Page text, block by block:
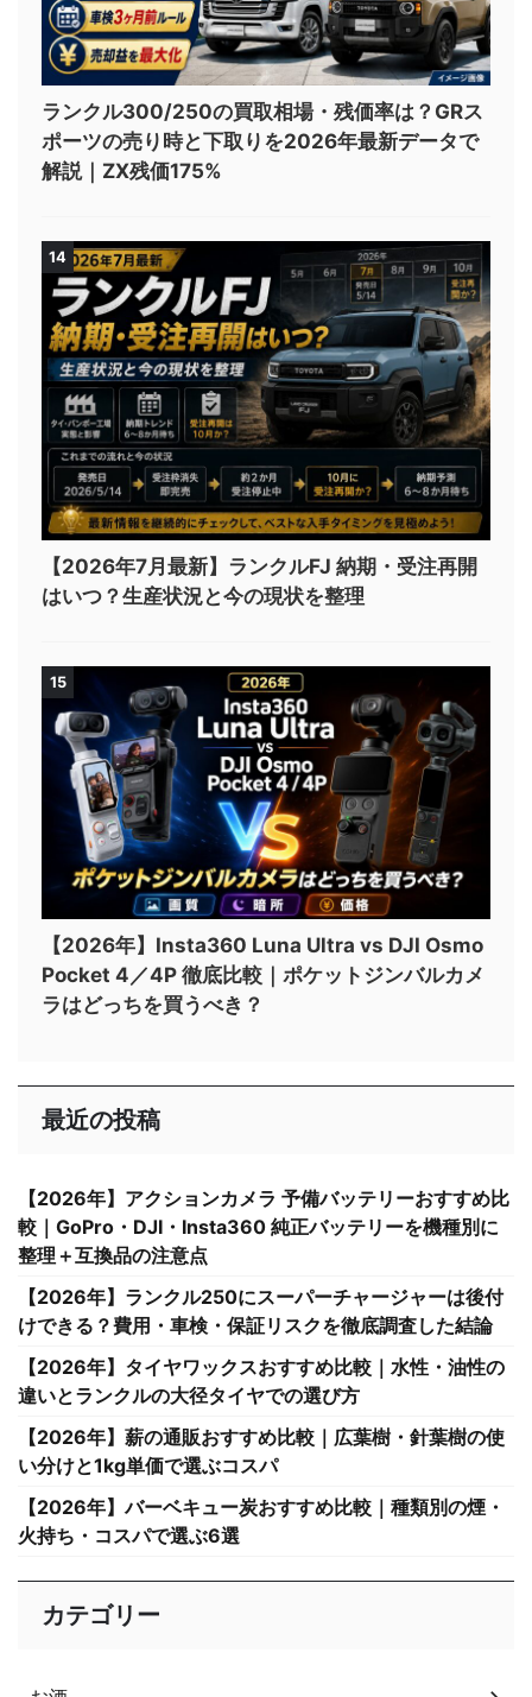
ランクル300/250の買取相場・残価率は？GRス
ポーツの売り時と下取りを2026年最新データで
解説｜ZX残価175%
14
【2026年7月最新】ランクルFJ 納期・受注再開
はいつ？生産状況と今の現状を整理
15
【2026年】Insta360 Luna Ultra vs DJI Osmo
Pocket 4／4P 徹底比較｜ポケットジンバルカメ
ラはどっちを買うべき？
最近の投稿
【2026年】アクションカメラ 予備バッテリーおすすめ比
較｜GoPro・DJI・Insta360 純正バッテリーを機種別に
整理＋互換品の注意点
【2026年】ランクル250にスーパーチャージャーは後付
けできる？費用・車検・保証リスクを徹底調査した結論
【2026年】タイヤワックスおすすめ比較｜水性・油性の
違いとランクルの大径タイヤでの選び方
【2026年】薪の通販おすすめ比較｜広葉樹・針葉樹の使
い分けと1kg単価で選ぶコスパ
【2026年】バーベキュー炭おすすめ比較｜種類別の煙・
火持ち・コスパで選ぶ6選
カテゴリー